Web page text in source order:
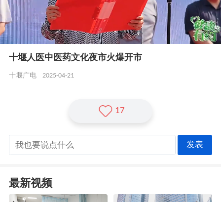
十堰人医中医药文化夜市火爆开市
十堰广电 2025-04-21
17
发表
最新视频